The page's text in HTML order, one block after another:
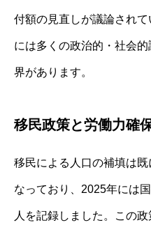
付額の見直しが議論され
には多くの政治的・社会
界があります。
移民政策と労働力確
移民による人口の補填は
なっており、2025年には
人を記録しました。この